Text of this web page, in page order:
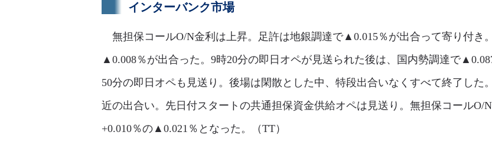
インターバンク市場
無担保コールO/N金利は上昇。足許は地銀調達で▲0.015％が出合って寄り付き
▲0.008％が出合った。9時20分の即日オペが見送られた後は、国内勢調達で
50分の即日オペも見送り。後場は閑散とした中、特段出合いなくすべて終了し
近の出合い。先日付スタートの共通担保資金供給オペは見送り。無担保コールO/
+0.010％の▲0.021％となった。（TT）